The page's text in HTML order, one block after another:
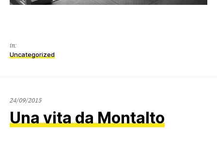
in:
Uncategorized
24/09/201528/09/2015
Una vita da Montalto